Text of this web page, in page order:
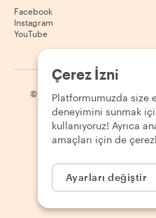
Facebook
Instagram
YouTube
© 2026 Withlocals.com Gizlilik
Çerez İzni
Platformumuzda size
deneyimini sunmak
kullanıyoruz! Ayrıca
amaçları için de
Ayarları değiştir